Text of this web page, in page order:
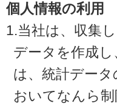
個人情報の利用
1.当社は、収集
データを作成
は、統計デー
おいてなんら